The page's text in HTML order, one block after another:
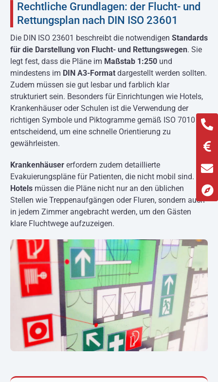
Rechtliche Grundlagen: der Flucht- und
Rettungsplan nach DIN ISO 23601
Die DIN ISO 23601 beschreibt die notwendigen Standards
für die Darstellung von Flucht- und Rettungswegen. Sie
legt fest, dass die Pläne im Maßstab 1:250und
mindestens im DIN A3-Formatdargestellt werden sollten.
Zudem müssen sie gut lesbar und farblich klar
strukturiert sein. Besonders für Einrichtungen wie Hotels,
Krankenhäuser oder Schulen ist die Verwendung der
richtigen Symbole und Piktogramme gemäß ISO 7010
entscheidend, um eine schnelle Orientierung zu
gewährleisten.
Krankenhäusererfordern zudem detaillierte
Evakuierungspläne für Patienten, die nicht mobil sind. In
Hotelsmüssen die Pläne nicht nur an den üblichen
Stellen wie Treppenaufgängen oder Fluren, sondern auch
in jedem Zimmer angebracht werden, um den Gästen
klare Fluchtwege aufzuzeigen.